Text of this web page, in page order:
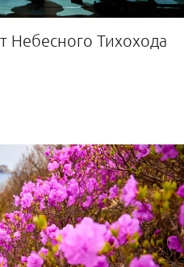
Небесного Тихохода